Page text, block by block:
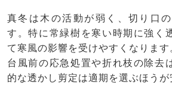
真冬は木の活動が弱く、切り口
す。特に常緑樹を寒い時期に強く
て寒風の影響を受けやすくなります
台風前の応急処置や折れ枝の除去
的な透かし剪定は適期を選ぶほうが